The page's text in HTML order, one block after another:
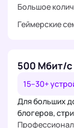
Большое
Геймерские
500 Мбит/с
15–30+
Для больших
блогеров,